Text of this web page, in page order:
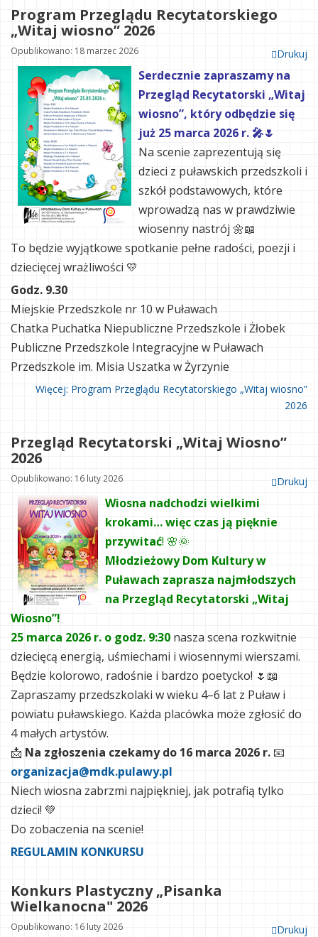
Program Przeglądu Recytatorskiego
„Witaj wiosno” 2026
Drukuj
Opublikowano: 18 marzec 2026
Serdecznie zapraszamy na
Przegląd Recytatorski „Witaj
wiosno”, który odbędzie się
już 25 marca 2026 r. 🎤🌷
Na scenie zaprezentują się
dzieci z puławskich przedszkoli i
szkół podstawowych, które
wprowadzą nas w prawdziwie
wiosenny nastrój 🌼📖
To będzie wyjątkowe spotkanie pełne radości, poezji i
dziecięcej wrażliwości 💛
Godz. 9.30
Miejskie Przedszkole nr 10 w Puławach
Chatka Puchatka Niepubliczne Przedszkole i Żłobek
Publiczne Przedszkole Integracyjne w Puławach
Przedszkole im. Misia Uszatka w Żyrzynie
Więcej: Program Przeglądu Recytatorskiego „Witaj wiosno”
2026
Przegląd Recytatorski „Witaj Wiosno”
2026
Drukuj
Opublikowano: 16 luty 2026
Wiosna nadchodzi wielkimi
krokami… więc czas ją pięknie
przywitać! 🌸🌞
Młodzieżowy Dom Kultury w
Puławach zaprasza najmłodszych
na Przegląd Recytatorski „Witaj
Wiosno”!
25 marca 2026 r. o godz. 9:30 nasza scena rozkwitnie
dziecięcą energią, uśmiechami i wiosennymi wierszami.
Będzie kolorowo, radośnie i bardzo poetycko! 🌷📖
Zapraszamy przedszkolaki w wieku 4–6 lat z Puław i
powiatu puławskiego. Każda placówka może zgłosić do
4 małych artystów.
📩 Na zgłoszenia czekamy do 16 marca 2026 r. 📧
organizacja@mdk.pulawy.pl
Niech wiosna zabrzmi najpiękniej, jak potrafią tylko
dzieci! 💚
Do zobaczenia na scenie!
REGULAMIN KONKURSU
Konkurs Plastyczny „Pisanka
Wielkanocna" 2026
Drukuj
Opublikowano: 16 luty 2026